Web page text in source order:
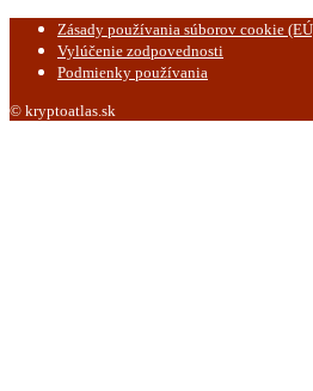
Zásady používania súborov cookie
Vylúčenie zodpovednosti
Podmienky používania
© kryptoatlas.sk